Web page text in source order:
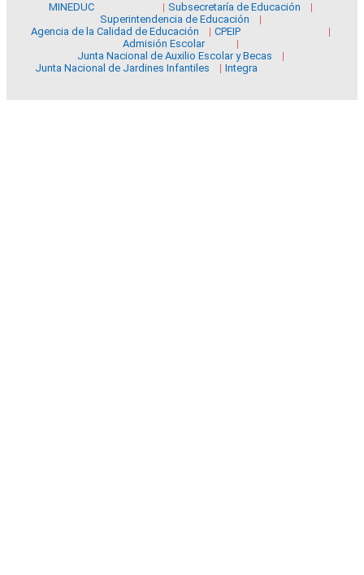
MINEDUC
Subsecretaría de Educación
Superintendencia de Educación
Agencia de la Calidad de Educación
CPEIP
Admisión Escolar
Junta Nacional de Auxilio Escolar y Becas
Junta Nacional de Jardines Infantiles
Integra